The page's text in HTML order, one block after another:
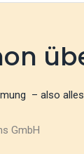
– also
GmbH